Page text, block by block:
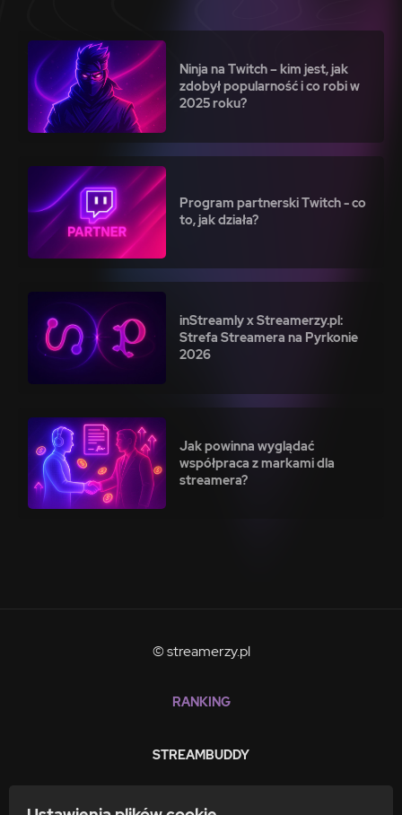
Ninja na Twitch – kim jest, jak
zdobył popularność i co robi w
2025 roku?
Program partnerski Twitch - co
to, jak działa?
inStreamly x Streamerzy.pl:
Strefa Streamera na Pyrkonie
2026
Jak powinna wyglądać
współpraca z markami dla
streamera?
© streamerzy.pl
RANKING
STREAMBUDDY
ZARABIAJ